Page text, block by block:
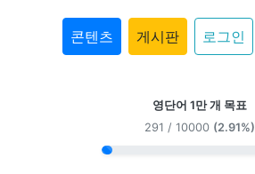
콘텐츠 게시판 로그인
영단어 1만 개 목표
291 / 10000 (2.91%)